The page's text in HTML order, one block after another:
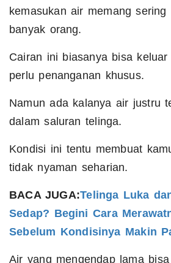
kemasukan air memang sering
banyak orang.
Cairan ini biasanya bisa
perlu penanganan khusus.
Namun ada kalanya air justru
dalam saluran telinga.
Kondisi ini tentu membuat
tidak nyaman seharian.
BACA JUGA:Telinga Luka
Sedap? Begini Cara
Sebelum Kondisinya Makin
Air yang mengendap lama